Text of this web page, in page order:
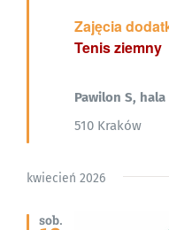
Zajęcia
Tenis ziemny
Pawilon S,
510 Kraków
kwiecień 2026
sob.